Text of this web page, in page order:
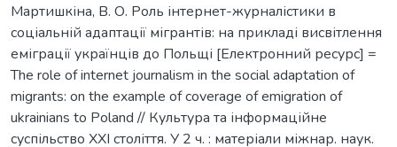
Мартишкіна, В. О. Роль інтернет-журналістики в
соціальній адаптації мігрантів: на прикладі висвітлення
еміграції українців до Польщі [Електронний ресурс] =
The role of internet journalism in the social adaptation of
migrants: on the example of coverage of emigration of
ukrainians to Poland // Культура та інформаційне
суспільство ХХІ століття. У 2 ч. : матеріали міжнар. наук.